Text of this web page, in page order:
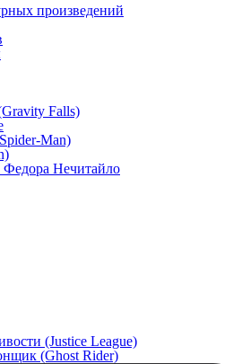
произведений
Falls)
Man)
Нечитайло
(Justice League)
(Ghost Rider)